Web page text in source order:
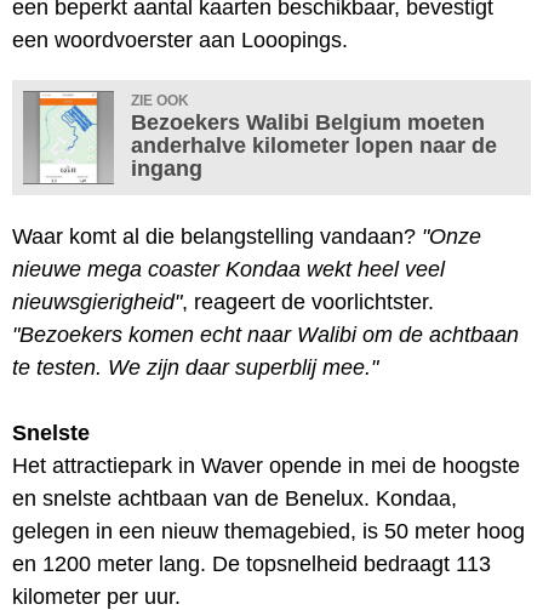
een beperkt aantal kaarten beschikbaar, bevestigt
een woordvoerster aan Looopings.
ZIE OOK
Bezoekers Walibi Belgium moeten
anderhalve kilometer lopen naar de
ingang
Waar komt al die belangstelling vandaan? "Onze
nieuwe mega coaster Kondaa wekt heel veel
nieuwsgierigheid", reageert de voorlichtster.
"Bezoekers komen echt naar Walibi om de achtbaan
te testen. We zijn daar superblij mee."
Snelste
Het attractiepark in Waver opende in mei de hoogste
en snelste achtbaan van de Benelux. Kondaa,
gelegen in een nieuw themagebied, is 50 meter hoog
en 1200 meter lang. De topsnelheid bedraagt 113
kilometer per uur.